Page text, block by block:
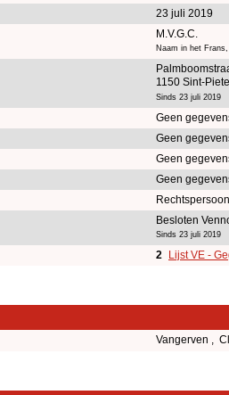
23 juli 2019
M.V.G.C.
Naam in het
1150 Sint-
Sinds 23 juli 2019
Geen
Geen
Geen
Geen
Rechtspersoon
Besloten
Sinds 23 juli 2019
2 Lijst VE -
Vangerven ,